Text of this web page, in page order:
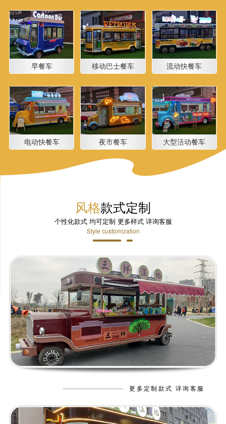
早餐车 移动巴士餐车 流动快餐车
电动快餐车 夜市餐车 大型活动餐车
风格款式定制
个性化款式 均可定制 更多样式 详询客服
Style customization
更多定制款式 详询客服